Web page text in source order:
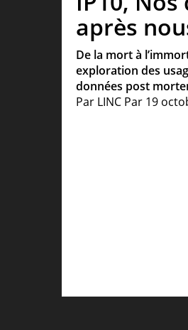
après
De la mort à
exploration des
données post
Par LINC Par 19